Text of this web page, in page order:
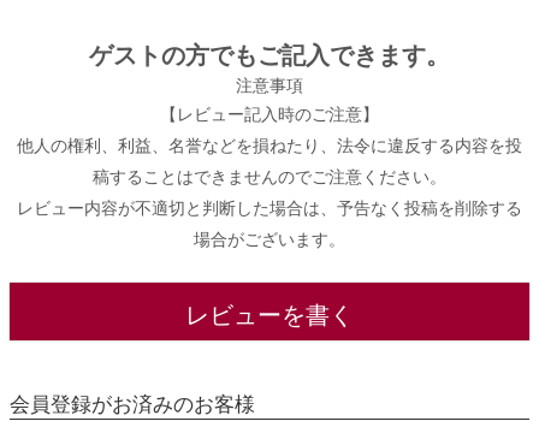
ゲストの方でもご記入できます。
注意事項
【レビュー記入時のご注意】
他人の権利、利益、名誉などを損ねたり、法令に違反する内容を投
稿することはできませんのでご注意ください。
レビュー内容が不適切と判断した場合は、予告なく投稿を削除する
場合がございます。
レビューを書く
会員登録がお済みのお客様